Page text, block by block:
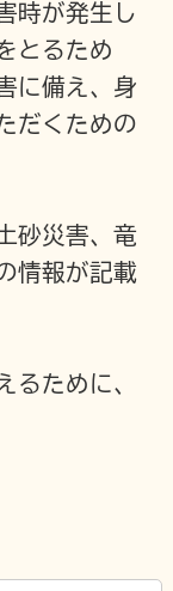
時が発生し
とるため
に備え、身
だくための
砂災害、竜
情報が記載
るために、